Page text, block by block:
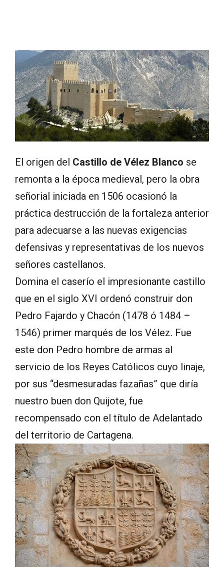
El origen del Castillo de Vélez Blanco se
remonta a la época medieval, pero la obra
señorial iniciada en 1506 ocasionó la
práctica destrucción de la fortaleza anterior
para adecuarse a las nuevas exigencias
defensivas y representativas de los nuevos
señores castellanos.
Domina el caserío el impresionante castillo
que en el siglo XVI ordenó construir don
Pedro Fajardo y Chacón (1478 ó 1484 –
1546) primer marqués de los Vélez. Fue
este don Pedro hombre de armas al
servicio de los Reyes Católicos cuyo linaje,
por sus “desmesuradas fazañas” que diría
nuestro buen don Quijote, fue
recompensado con el título de Adelantado
del territorio de Cartagena.